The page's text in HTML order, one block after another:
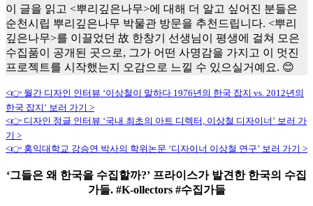
이 글을 읽고 <뿌리깊은나무>에 대해 더 알고 싶어진 분들은
순천시립 뿌리깊은나무 박물관 방문을 추천드립니다. <뿌리
깊은나무>를 이끌었던 故 한창기 선생님이 평생에 걸쳐 모은
수집품이 공개된 곳으로, 그가 어떤 사명감을 가지고 이 멋진
프로젝트를 시작했는지 오감으로 느낄 수 있으실거예요. 😊
<👉 월간 디자인 인터뷰 ‘이상철이 말하다 1976년의 한국 잡지 vs. 2012년의
한국 잡지’ 보러 가기 >
<👉 디자인 정글 인터뷰 ‘국내 최초의 아트 디렉터, 이상철 디자이너’ 보러 가
기 >
<👉 홍익대학교 강승연 박사의 학위논문 ‘디자이너 이상철 연구’ 보러 가기 >
‘그들은 왜 한국을 수집할까?’ 프라이스가 발견한 한국의 수집
가들. #K-ollectors #수집가들